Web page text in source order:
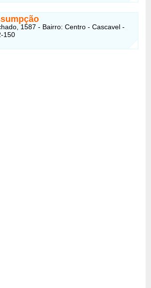
1587 - Bairro: Centro - Cascavel -
150